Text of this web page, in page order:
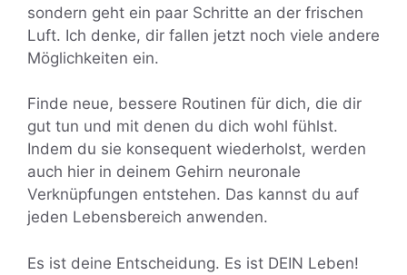
sondern geht ein paar Schritte an der frischen
Luft. Ich denke, dir fallen jetzt noch viele andere
Möglichkeiten ein.
Finde neue, bessere Routinen für dich, die dir
gut tun und mit denen du dich wohl fühlst.
Indem du sie konsequent wiederholst, werden
auch hier in deinem Gehirn neuronale
Verknüpfungen entstehen. Das kannst du auf
jeden Lebensbereich anwenden.
Es ist deine Entscheidung. Es ist DEIN Leben!